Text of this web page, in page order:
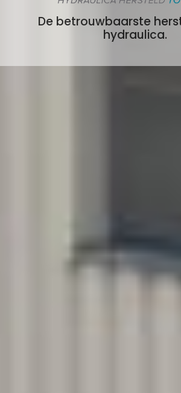
De betrouwbaarste
hydraulica.